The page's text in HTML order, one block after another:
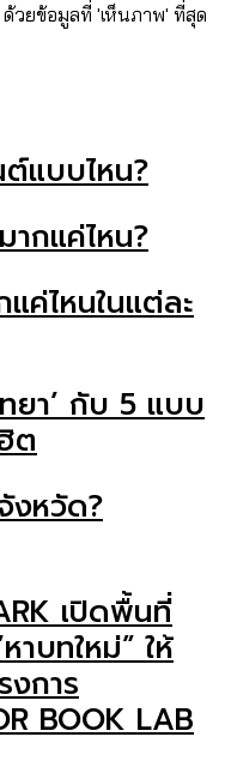
วยข้อมูลที่ 'เห็นภาพ' ที่สุด
แบบไหน?
กแค่ไหน?
ค่ไหนในแต่ละ
ยา’ กับ 5 แบบ
ต
งหวัด?
เปิดพื้นที่
าบทใหม่” ให้
งการ
BOOK LAB